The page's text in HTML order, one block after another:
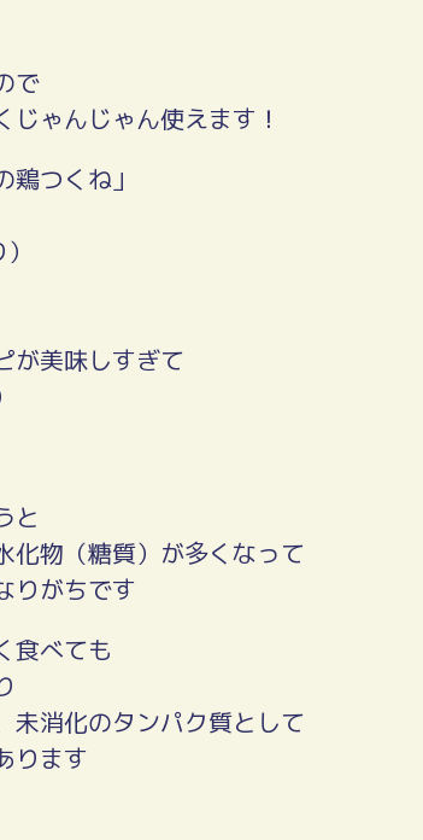
で
ゃんじゃん使えます！
つくね」
が美味しすぎて
と
化物（糖質）が多くなって
りがちです
食べても
未消化のタンパク質として
ります